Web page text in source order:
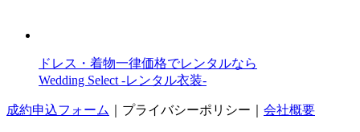
ドレス・着物一律価格でレンタルなら
Wedding Select -レンタル衣装-
成約申込フォーム プライバシーポリシー 会社概要